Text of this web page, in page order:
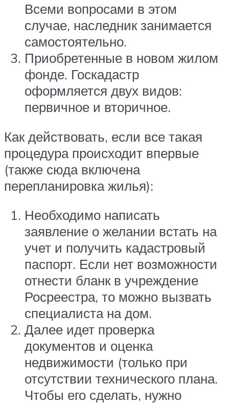
Всеми вопросами в этом
случае, наследник занимается
самостоятельно.
Приобретенные в новом жилом
фонде. Госкадастр
оформляется двух видов:
первичное и вторичное.
Как действовать, если все такая
процедура происходит впервые
(также сюда включена
перепланировка жилья):
Необходимо написать
заявление о желании встать на
учет и получить кадастровый
паспорт. Если нет возможности
отнести бланк в учреждение
Росреестра, то можно вызвать
специалиста на дом.
Далее идет проверка
документов и оценка
недвижимости (только при
отсутствии технического плана.
Чтобы его сделать, нужно